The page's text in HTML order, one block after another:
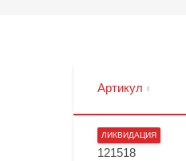
Артикул
ЛИКВИДАЦИЯ
121518